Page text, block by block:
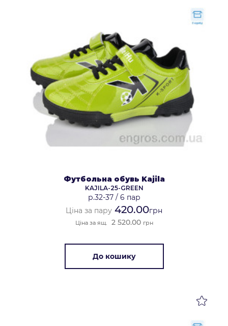
Футбольна обувь Kajila
KAJILA-25-GREEN
р.32-37/ 6 пар
Ціна за пару 420.00грн
Ціна за ящ. 2 520.00 грн
До кошику